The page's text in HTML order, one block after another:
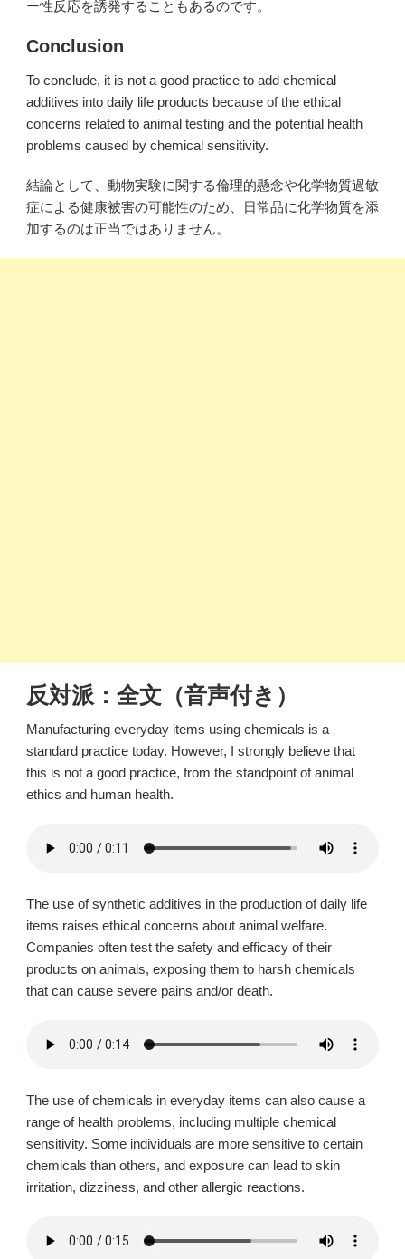
ー性反応を誘発することもあるのです。
Conclusion
To conclude, it is not a good practice to add chemical
additives into daily life products because of the ethical
concerns related to animal testing and the potential health
problems caused by chemical sensitivity.
結論として、動物実験に関する倫理的懸念や化学物質過敏
症による健康被害の可能性のため、日常品に化学物質を添
加するのは正当ではありません。
反対派：全文（音声付き）
Manufacturing everyday items using chemicals is a
standard practice today. However, I strongly believe that
this is not a good practice, from the standpoint of animal
ethics and human health.
The use of synthetic additives in the production of daily life
items raises ethical concerns about animal welfare.
Companies often test the safety and efficacy of their
products on animals, exposing them to harsh chemicals
that can cause severe pains and/or death.
The use of chemicals in everyday items can also cause a
range of health problems, including multiple chemical
sensitivity. Some individuals are more sensitive to certain
chemicals than others, and exposure can lead to skin
irritation, dizziness, and other allergic reactions.